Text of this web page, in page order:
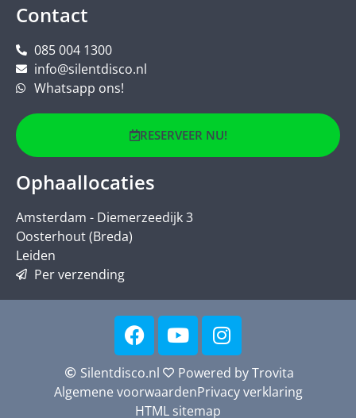
Contact
085 004 1300
info@silentdisco.nl
Whatsapp ons!
RESERVEER NU!
Ophaallocaties
Amsterdam - Diemerzeedijk 3
Oosterhout (Breda)
Leiden
Per verzending
Silentdisco.nl
Powered by Trovita
Algemene voorwaardenPrivacy verklaring
HTML sitemap